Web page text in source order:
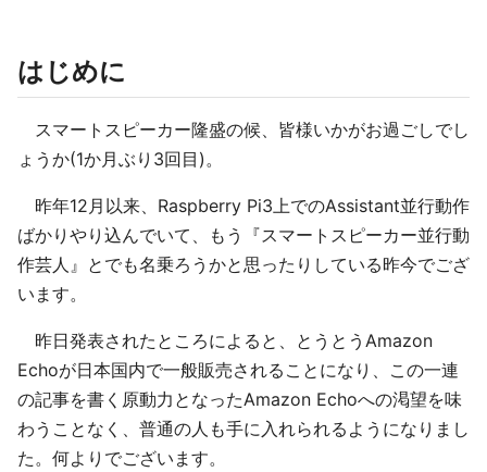
はじめに
スマートスピーカー隆盛の候、皆様いかがお過ごしでし
ょうか(1か月ぶり3回目)。
昨年12月以来、Raspberry Pi3上でのAssistant並行動作
ばかりやり込んでいて、もう『スマートスピーカー並行動
作芸人』とでも名乗ろうかと思ったりしている昨今でござ
います。
昨日発表されたところによると、とうとうAmazon
Echoが日本国内で一般販売されることになり、この一連
の記事を書く原動力となったAmazon Echoへの渇望を味
わうことなく、普通の人も手に入れられるようになりまし
た。何よりでございます。